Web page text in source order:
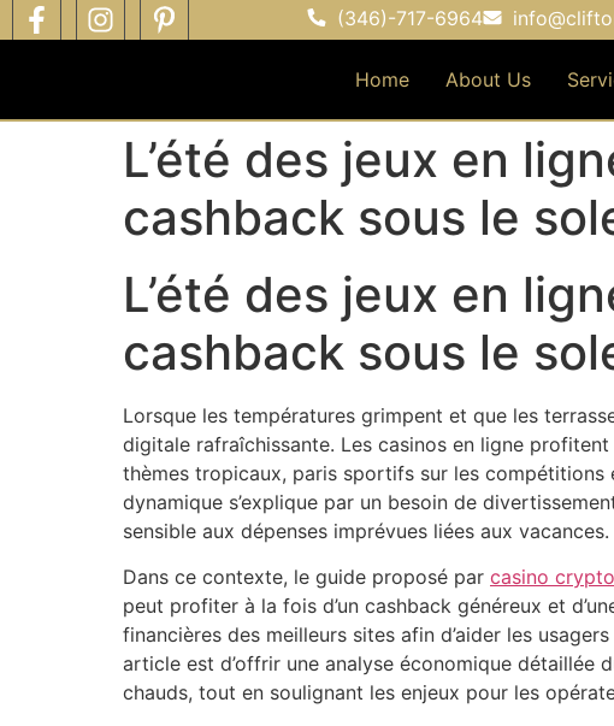
(346)-717-6964
Home About Us
L’été des jeux en
cashback sous le
L’été des jeux en
cashback sous le
Lorsque les températures grimpent et que les
digitale rafraîchissante. Les casinos en ligne
thèmes tropicaux, paris sportifs sur les compétitions
dynamique s’explique par un besoin de
sensible aux dépenses imprévues liées aux vacances.
Dans ce contexte, le guide proposé par casino
peut profiter à la fois d’un cashback généreux et
financières des meilleurs sites afin d’aider les
article est d’offrir une analyse économique détaillée
chauds, tout en soulignant les enjeux pour les